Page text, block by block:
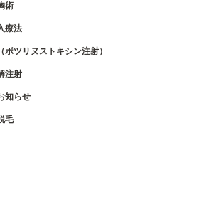
術
療法
ボツリヌストキシン注射）
注射
知らせ
毛